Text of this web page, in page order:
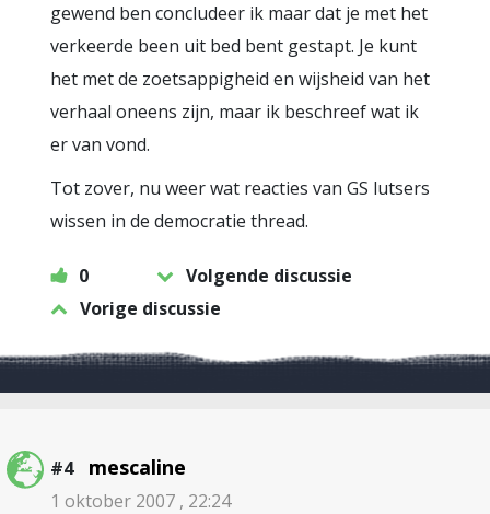
gewend ben concludeer ik maar dat je met het
verkeerde been uit bed bent gestapt. Je kunt
het met de zoetsappigheid en wijsheid van het
verhaal oneens zijn, maar ik beschreef wat ik
er van vond.
Tot zover, nu weer wat reacties van GS lutsers
wissen in de democratie thread.
0
Volgende discussie
Vorige discussie
#4 mescaline
1 oktober 2007 , 22:24